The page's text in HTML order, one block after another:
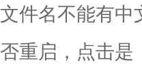
文件名不能有中
否重启，点击是